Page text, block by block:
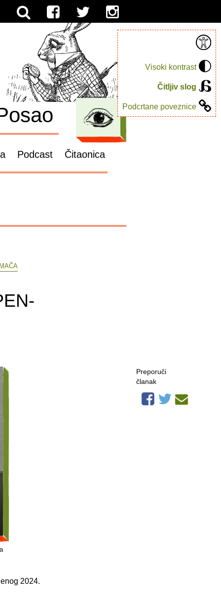
Visoki kontrast
Čitljiv slog
Podcrtane poveznice
Podcast Čitaonica
2024.
Preporuči
članak